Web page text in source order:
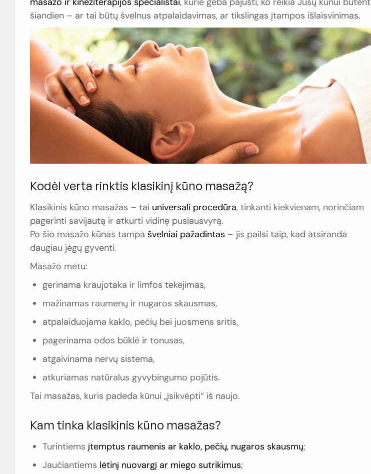
šiandien – ar tai būtų švelnus atpalaidavimas, ar tikslingas įtampos išlaisvinimas.
Kodėl verta rinktis klasikinį kūno masažą?
Klasikinis kūno masažas – tai universali procedūra, tinkanti kiekvienam, norinčiam
pagerinti savijautą ir atkurti vidinę pusiausvyrą.
Po šio masažo kūnas tampa švelniai pažadintas – jis pailsi taip, kad atsiranda
daugiau jėgų gyventi.
Masažo metu:
gerinama kraujotaka ir limfos tekėjimas,
mažinamas raumenų ir nugaros skausmas,
atpalaiduojama kaklo, pečių bei juosmens sritis,
pagerinama odos būklė ir tonusas,
atgaivinama nervų sistema,
atkuriamas natūralus gyvybingumo pojūtis.
Tai masažas, kuris padeda kūnui „įsikvėpti“ iš naujo.
Kam tinka klasikinis kūno masažas?
Turintiems įtemptus raumenis ar kaklo, pečių, nugaros skausmų;
Jaučiantiems lėtinį nuovargį ar miego sutrikimus;